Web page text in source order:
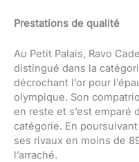
Prestations de qualité
Au Petit Palais, Ravo
distingué dans la
décrochant l’or pour
olympique. Son
en reste et s’est emparé
catégorie. En
ses rivaux en moins de
l’arraché.